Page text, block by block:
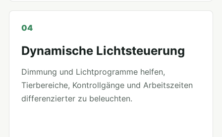
04
Dynamische Lichtsteuerung
Dimmung und Lichtprogramme helfen,
Tierbereiche, Kontrollgänge und Arbeitszeiten
differenzierter zu beleuchten.